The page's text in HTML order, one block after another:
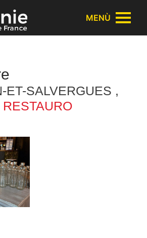
cookies
MENÙ
ET-SALVERGUES ,
RESTAURO